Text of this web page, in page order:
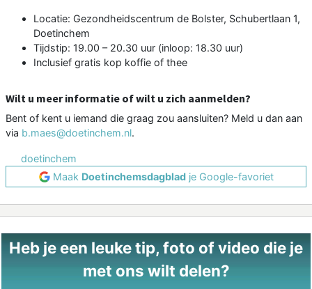
Locatie: Gezondheidscentrum de Bolster, Schubertlaan 1,
Doetinchem
Tijdstip: 19.00 – 20.30 uur (inloop: 18.30 uur)
Inclusief gratis kop koffie of thee
Wilt u meer informatie of wilt u zich aanmelden?
Bent of kent u iemand die graag zou aansluiten? Meld u dan aan
via b.maes@doetinchem.nl.
doetinchem
Maak Doetinchemsdagbladje Google-favoriet
Heb je een leuke tip, foto of video die je
met ons wilt delen?